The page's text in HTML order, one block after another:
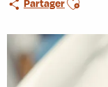
Partager